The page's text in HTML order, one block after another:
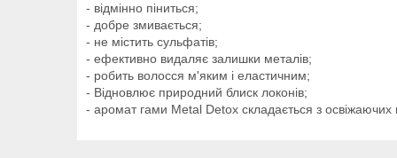
- відмінно піниться;
- добре змивається;
- не містить сульфатів;
- ефективно видаляє залишки металів;
- робить волосся м'яким і еластичним;
- Відновлює природний блиск локонів;
- аромат гами Metal Detox складається з